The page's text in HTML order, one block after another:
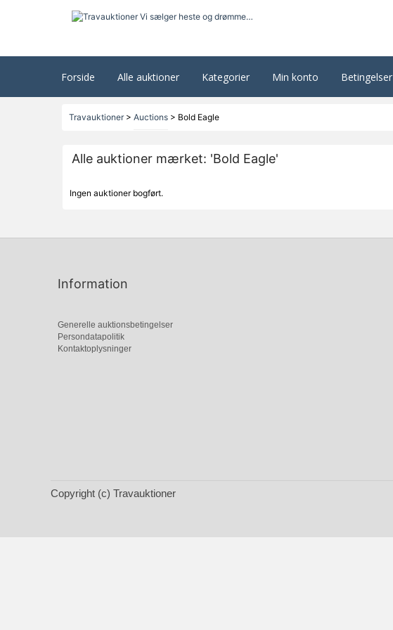
Forside Alle auktioner Kategorier Min konto Betingelser
Travauktioner> Auctions> Bold Eagle
Alle auktioner mærket: 'Bold Eagle'
Ingen auktioner bogført.
Information
Generelle auktionsbetingelser
Persondatapolitik
Kontaktoplysninger
Copyright (c) Travauktioner